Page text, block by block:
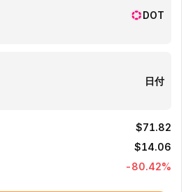
DOT
日付
$71.82
$14.06
-80.42%